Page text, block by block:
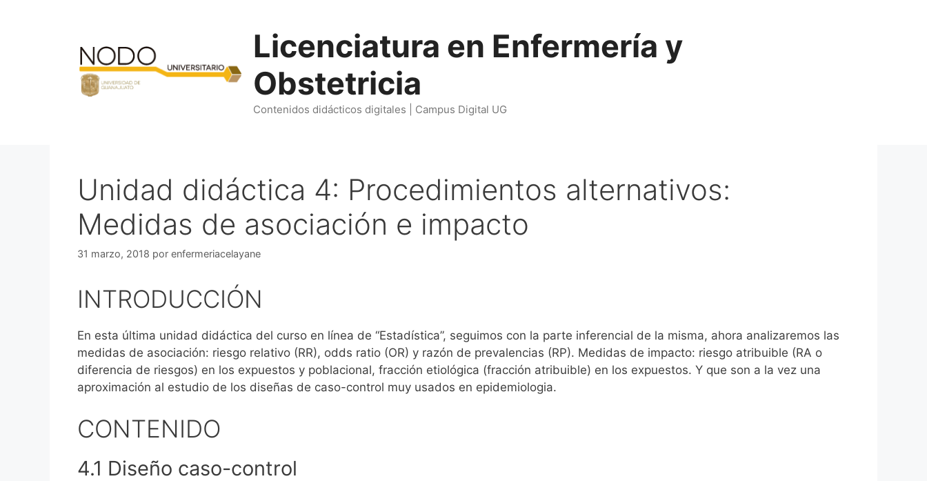
Licenciatura en Enfermería y
Obstetricia
Contenidos didácticos digitales | Campus Digital UG
Unidad didáctica 4: Procedimientos alternativos:
Medidas de asociación e impacto
31 marzo, 2018 por enfermeriacelayane
INTRODUCCIÓN
En esta última unidad didáctica del curso en línea de “Estadística”, seguimos con la parte inferencial de la misma, ahora analizaremos las
medidas de asociación: riesgo relativo (RR), odds ratio (OR) y razón de prevalencias (RP). Medidas de impacto: riesgo atribuible (RA o
diferencia de riesgos) en los expuestos y poblacional, fracción etiológica (fracción atribuible) en los expuestos. Y que son a la vez una
aproximación al estudio de los diseñas de caso-control muy usados en epidemiologia.
CONTENIDO
4.1 Diseño caso-control